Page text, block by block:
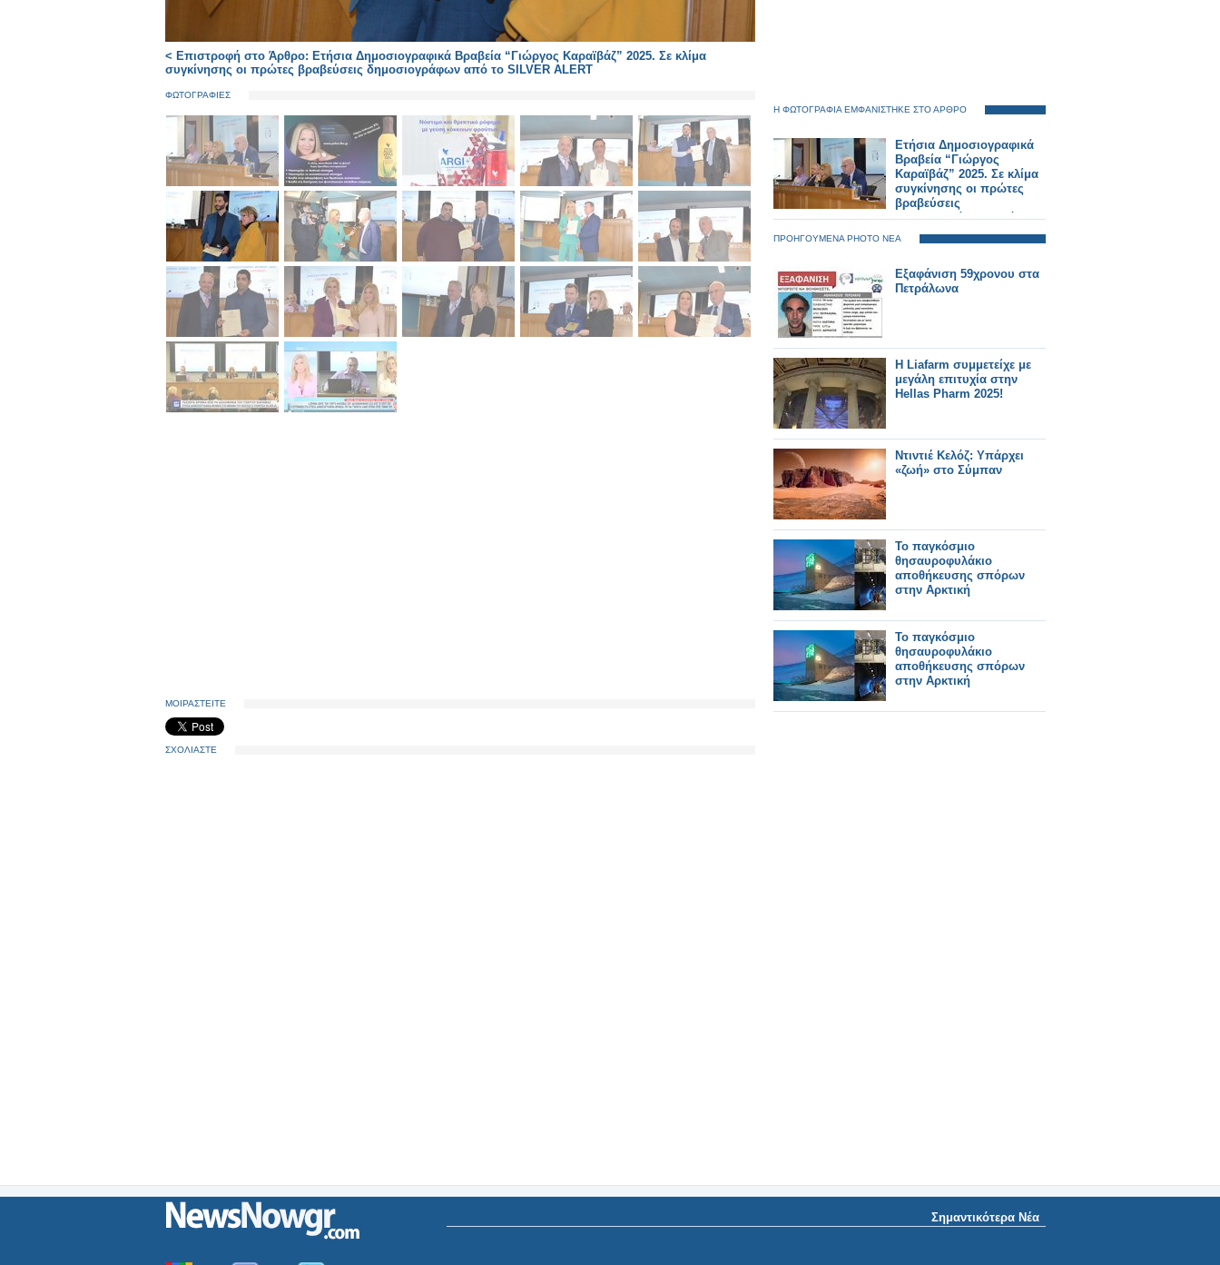
< Επιστροφή στο Άρθρο: Ετήσια Δημοσιογραφικά Βραβεία “Γιώργος Καραϊβάζ” 2025. Σε κλίμα
συγκίνησης οι πρώτες βραβεύσεις δημοσιογράφων από το SILVER ALERT
ΦΩΤΟΓΡΑΦΙΕΣ
ΜΟΙΡΑΣΤΕΙΤΕ
ΣΧΟΛΙΑΣΤΕ
Η ΦΩΤΟΓΡΑΦΙΑ ΕΜΦΑΝΙΣΤΗΚΕ ΣΤΟ ΑΡΘΡΟ
Ετήσια Δημοσιογραφικά
Βραβεία “Γιώργος
Καραϊβάζ” 2025. Σε κλίμα
συγκίνησης οι πρώτες
βραβεύσεις
δημοσιογράφων από το
SILVER ALERT
ΠΡΟΗΓΟΥΜΕΝΑ PHOTO ΝΕΑ
Εξαφάνιση 59χρονου στα
Πετράλωνα
H Liafarm συμμετείχε με
μεγάλη επιτυχία στην
Hellas Pharm 2025!
Ντιντιέ Κελόζ: Υπάρχει
«ζωή» στο Σύμπαν
Το παγκόσμιο
θησαυροφυλάκιο
αποθήκευσης σπόρων
στην Αρκτική
Το παγκόσμιο
θησαυροφυλάκιο
αποθήκευσης σπόρων
στην Αρκτική
Σημαντικότερα Νέα